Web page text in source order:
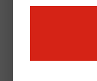
Der Wettbewerb